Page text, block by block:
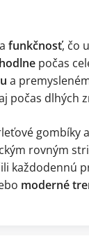
a funkčnosť, čo
počas
a
počas dlhých
gombíky
rovným
každodennú
moderné